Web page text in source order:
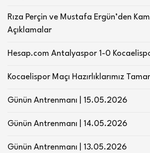
Rıza Perçin ve Mustafa Ergün’den
Açıklamalar
Hesap.com Antalyaspor 1-0
Kocaelispor Maçı Hazırlıklarımız
Günün Antrenmanı | 15.05.2026
Günün Antrenmanı | 14.05.2026
Günün Antrenmanı | 13.05.2026